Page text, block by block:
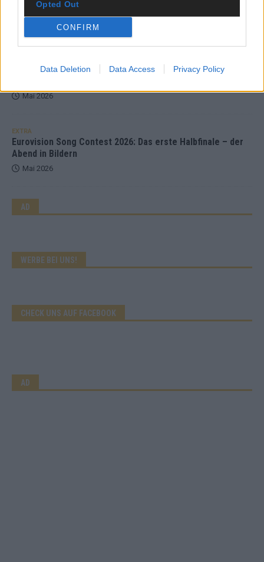
Opted Out
CONFIRM
Data Deletion Data Access Privacy Policy
ESC-Halbfinale 2: Das sagen die Wettquoten – vier sicher,
sechs zittern, einer chancenlos!
Mai 2026
KOMMENTAR
Mai 2026
EXTRA
Eurovision Song Contest 2026: Das erste Halbfinale – der
Abend in Bildern
Mai 2026
AD
WERBE BEI UNS!
CHECK UNS AUF FACEBOOK
AD